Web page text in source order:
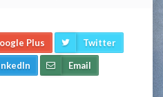
Plus Twitter
Email